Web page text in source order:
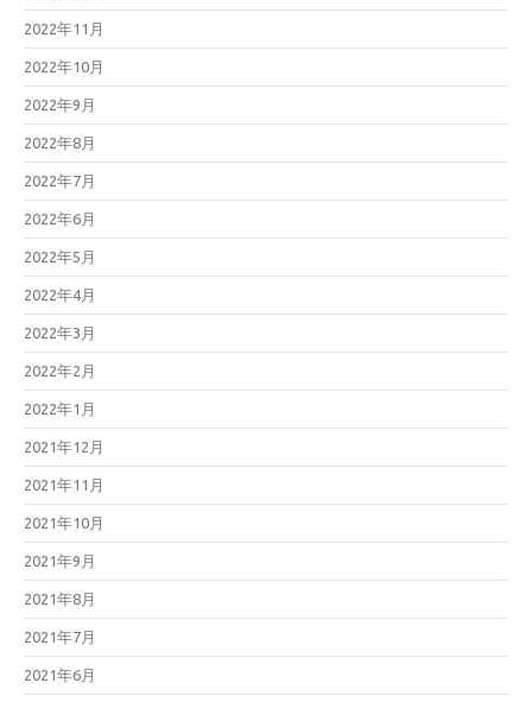
2022年11月
2022年10月
2022年9月
2022年8月
2022年7月
2022年6月
2022年5月
2022年4月
2022年3月
2022年2月
2022年1月
2021年12月
2021年11月
2021年10月
2021年9月
2021年8月
2021年7月
2021年6月